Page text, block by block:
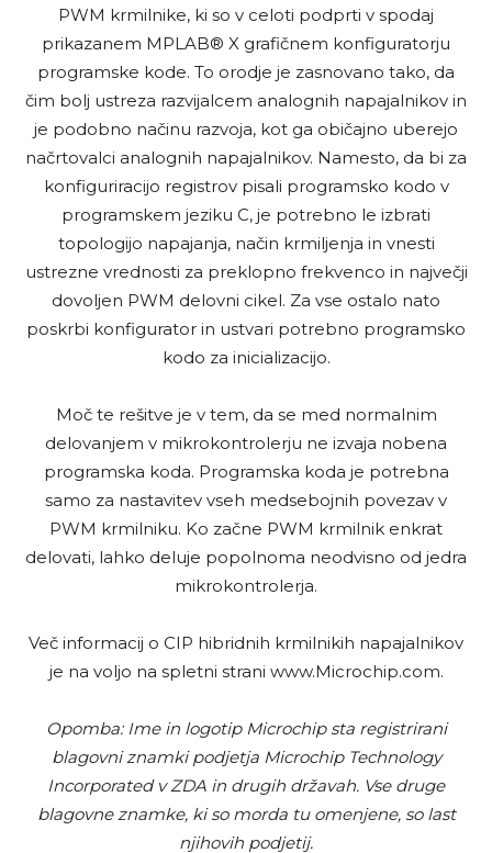
PWM krmilnike, ki so v celoti podprti v spodaj
prikazanem MPLAB® X grafičnem konfiguratorju
programske kode. To orodje je zasnovano tako, da
čim bolj ustreza razvijalcem analognih napajalnikov in
je podobno načinu razvoja, kot ga običajno uberejo
načrtovalci analognih napajalnikov. Namesto, da bi za
konfiguriracijo registrov pisali programsko kodo v
programskem jeziku C, je potrebno le izbrati
topologijo napajanja, način krmiljenja in vnesti
ustrezne vrednosti za preklopno frekvenco in največji
dovoljen PWM delovni cikel. Za vse ostalo nato
poskrbi konfigurator in ustvari potrebno programsko
kodo za inicializacijo.
Moč te rešitve je v tem, da se med normalnim
delovanjem v mikrokontrolerju ne izvaja nobena
programska koda. Programska koda je potrebna
samo za nastavitev vseh medsebojnih povezav v
PWM krmilniku. Ko začne PWM krmilnik enkrat
delovati, lahko deluje popolnoma neodvisno od jedra
mikrokontrolerja.
Več informacij o CIP hibridnih krmilnikih napajalnikov
je na voljo na spletni strani www.Microchip.com.
Opomba: Ime in logotip Microchip sta registrirani
blagovni znamki podjetja Microchip Technology
Incorporated v ZDA in drugih državah. Vse druge
blagovne znamke, ki so morda tu omenjene, so last
njihovih podjetij.